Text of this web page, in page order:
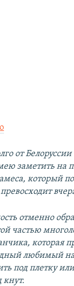
от
заметить на
который
отменно
частью
которая
любимый
под плетку
кнут.